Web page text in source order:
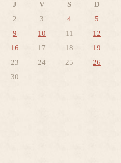
J V S
D
2 3 4
5
9 10 11
12
16 17 18
19
23 24 25
26
30